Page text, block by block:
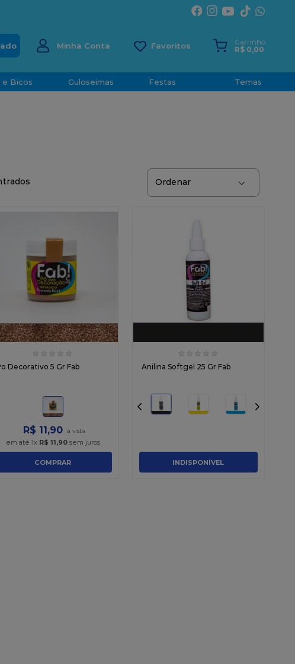
ESPÍRITO SANTO
Minha Conta
Carrinho
R$ 0,00
e Bicos Guloseimas Festas Temas
☆ ☆ ☆ ☆ ☆
Decorativo 5 Gr Fab
R$ 11 ,90
em até 1x R$ 11,90sem juros
COMPRAR
☆ ☆ ☆ ☆ ☆
Anilina Softgel 25 Gr Fab
INDISPONÍVEL